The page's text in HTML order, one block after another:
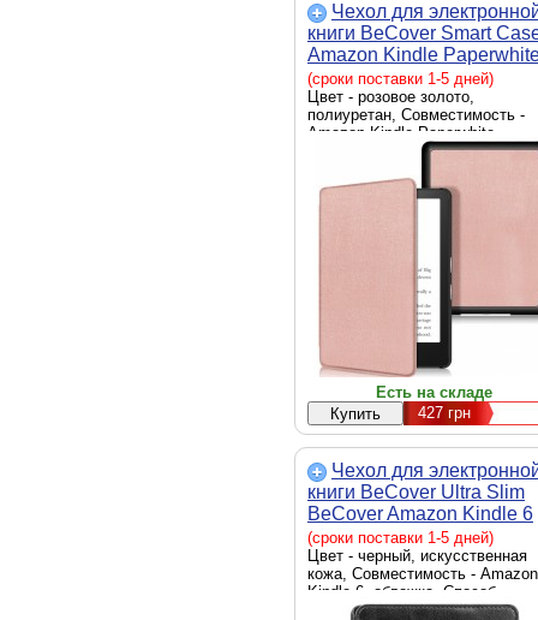
Чехол для
книги BeCover Smart
Amazon Kindle
11th Gen. 2021 Rose Gold
(707209)
(сроки поставки 1-5 дней)
Цвет - розовое золото,
полиуретан, Совместимость -
Amazon Kindle Paperwhite,
обложка, Способ крепления -
Есть на складе
427грн
Чехол для
книги BeCover Ultra Slim
BeCover Amazon Kindle 6
2016 Black (701856)
(сроки поставки 1-5 дней)
Цвет - черный, искусственная
кожа, Совместимость - Amazon
Kindle 6, обложка, Способ
крепления - держатель-рамка